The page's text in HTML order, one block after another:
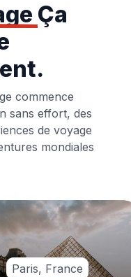
Ça
commence
sans effort, des
de voyage
mondiales
Paris, France